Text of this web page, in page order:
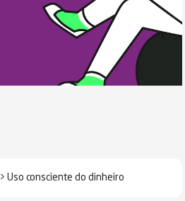
>Uso consciente do dinheiro